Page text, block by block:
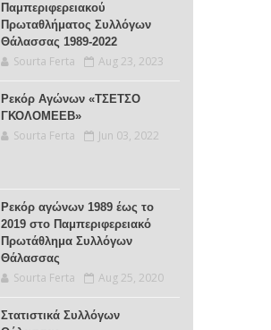
Παμπεριφερειακού
Πρωταθλήματος Συλλόγων
Θάλασσας 1989-2022
Sourta Ferta Aug 23, 2023
Ρεκόρ Αγώνων «ΤΣΕΤΣΟ
ΓΚΟΛΟΜΕΕΒ»
Sourta Ferta Jun 03, 2022
Ρεκόρ αγώνων 1989 έως το
2019 στο Παμπεριφερειακό
Πρωτάθλημα Συλλόγων
Θάλασσας
Sourta Ferta Aug 25, 2020
Στατιστικά Συλλόγων